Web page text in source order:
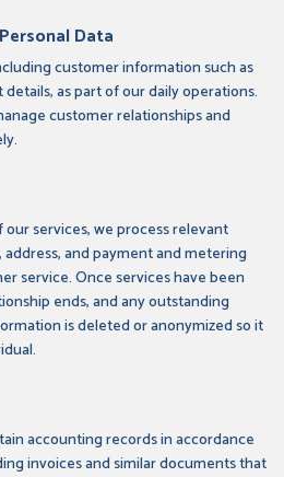
Data
customer information such as
as part of our daily operations.
customer relationships and
services, we process relevant
and payment and metering
service. Once services have been
ends, and any outstanding
is deleted or anonymized so it
accounting records in accordance
invoices and similar documents that